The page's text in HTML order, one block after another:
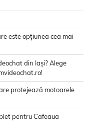
este opțiunea cea mai
din Iași? Alege
protejează motoarele
pentru Cafeaua